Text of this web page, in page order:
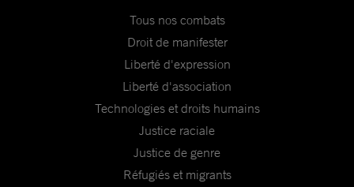
Tous nos combats
Droit de manifester
Liberté d'expression
Liberté d'association
Technologies et droits humains
Justice raciale
Justice de genre
Réfugiés et migrants